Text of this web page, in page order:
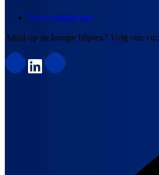
Voor werkgevers
Altijd op de hoogte blijven? Volg ons via: